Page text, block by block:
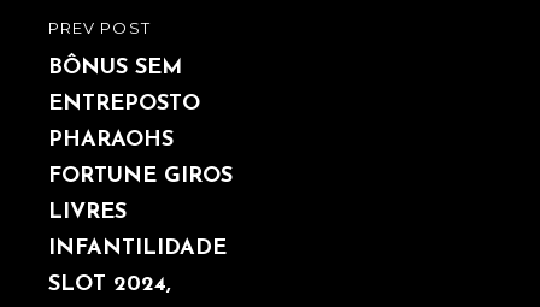
PREVIOUS
POST
PREV POST
BÔNUS SEM
ENTREPOSTO
PHARAOHS
FORTUNE GIROS
LIVRES
INFANTILIDADE
SLOT 2024,